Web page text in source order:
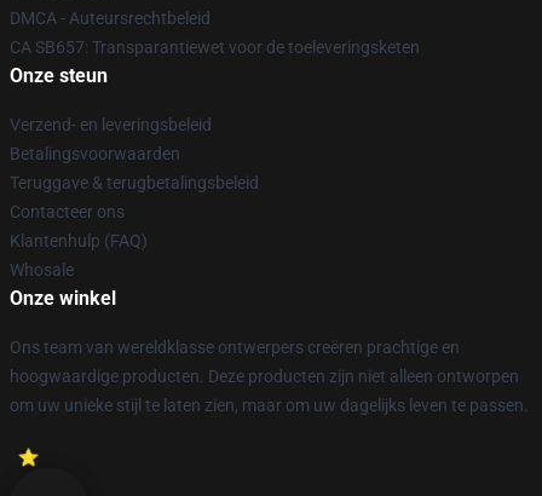
DMCA - Auteursrechtbeleid
CA SB657: Transparantiewet voor de toeleveringsketen
Onze steun
Verzend- en leveringsbeleid
Betalingsvoorwaarden
Teruggave & terugbetalingsbeleid
Contacteer ons
Klantenhulp (FAQ)
Whosale
Onze winkel
Ons team van wereldklasse ontwerpers creëren prachtige en
hoogwaardige producten. Deze producten zijn niet alleen ontworpen
om uw unieke stijl te laten zien, maar om uw dagelijks leven te passen.